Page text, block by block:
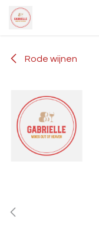
Overslaan naar inhoud
Rode wijnen